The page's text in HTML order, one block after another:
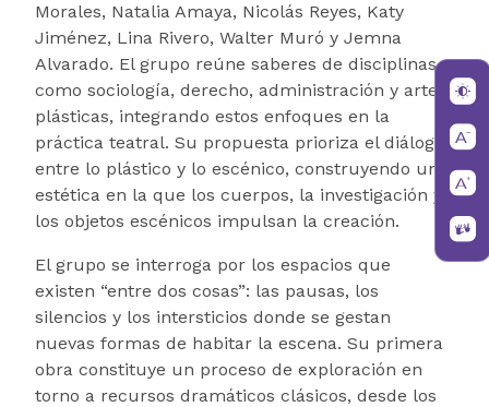
Morales, Natalia Amaya, Nicolás Reyes, Katy
Jiménez, Lina Rivero, Walter Muró y Jemna
Alvarado. El grupo reúne saberes de disciplinas
como sociología, derecho, administración y artes
plásticas, integrando estos enfoques en la
práctica teatral. Su propuesta prioriza el diálogo
entre lo plástico y lo escénico, construyendo una
estética en la que los cuerpos, la investigación y
los objetos escénicos impulsan la creación.
El grupo se interroga por los espacios que
existen “entre dos cosas”: las pausas, los
silencios y los intersticios donde se gestan
nuevas formas de habitar la escena. Su primera
obra constituye un proceso de exploración en
torno a recursos dramáticos clásicos, desde los